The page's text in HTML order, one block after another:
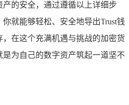
的安全，通过遵循以上详细步
就能够轻松、安全地导出Trust钱
在这个充满机遇与挑战的加密货
为自己的数字资产筑起一道坚不